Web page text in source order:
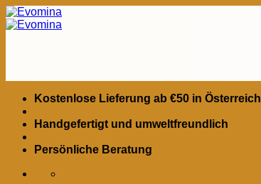
Zum
Inhalt
Kostenlose Lieferung ab €50 in Österreich
Handgefertigt und umweltfreundlich
Persönliche Beratung